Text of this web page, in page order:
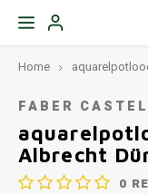
Home
FABER
Albrecht
0